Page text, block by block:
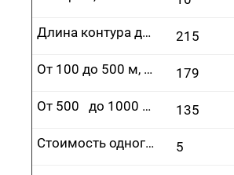
215
Длина контура до 100 м, руб.
179
От 100 до 500 м, руб.
135
От 500 до 1000 м, руб.
5
Стоимость одного врезания, руб.